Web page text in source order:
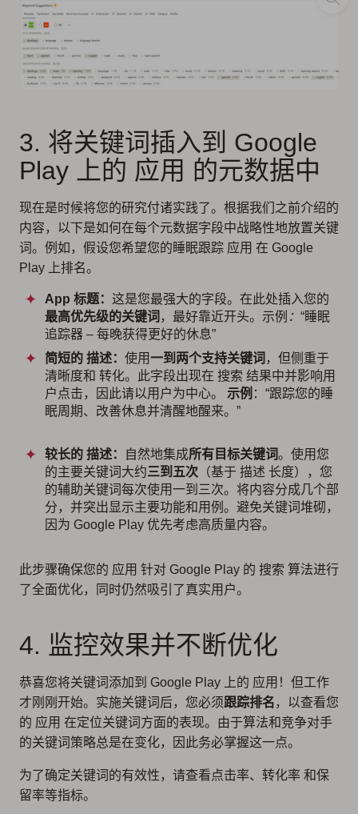
3. 将关键词插入到 Google
Play 上的 应用 的元数据中
现在是时候将您的研究付诸实践了。根据我们之前介绍的
内容，以下是如何在每个元数据字段中战略性地放置关键
词。例如，假设您希望您的睡眠跟踪 应用 在 Google
Play 上排名。
App 标题： 这是您最强大的字段。在此处插入您的
最高优先级的关键词 ，最好靠近开头。示例 ： “睡眠
追踪器 – 每晚获得更好的休息”
简短的 描述： 使用一到两个支持关键词 ，但侧重于
清晰度和 转化。此字段出现在 搜索 结果中并影响用
户点击，因此请以用户为中心。 示例 ：“跟踪您的睡
眠周期、改善休息并清醒地醒来。”
较长的 描述： 自然地集成所有目标关键词。使用您
的主要关键词大约三到五次 （基于 描述 长度），您
的辅助关键词每次使用一到三次。将内容分成几个部
分，并突出显示主要功能和用例。避免关键词堆砌，
因为 Google Play 优先考虑高质量内容。
此步骤确保您的 应用 针对 Google Play 的 搜索 算法进行
了全面优化，同时仍然吸引了真实用户。
4. 监控效果并不断优化
恭喜您将关键词添加到 Google Play 上的 应用！但工作
才刚刚开始。实施关键词后，您必须跟踪排名 ，以查看您
的 应用 在定位关键词方面的表现。由于算法和竞争对手
的关键词策略总是在变化，因此务必掌握这一点。
为了确定关键词的有效性，请查看点击率、转化率 和保
留率等指标。